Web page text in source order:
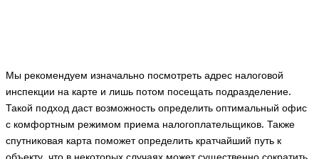
Мы рекомендуем изначально посмотреть адрес налоговой
инспекции на карте и лишь потом посещать подразделение.
Такой подход даст возможность определить оптимальный офис
с комфортным режимом приема налогоплательщиков. Также
спутниковая карта поможет определить кратчайший путь к